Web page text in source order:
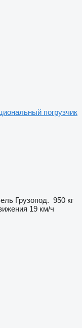
погрузчик
Грузопод. 950 кг
19 км/ч